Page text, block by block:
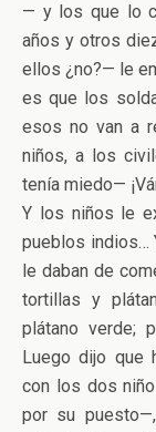
— y los que lo
años y otros
ellos ¿no?— le
es que los
esos no van a
niños, a los
tenía miedo—
Y los niños le
pueblos indios…
le daban de
tortillas y
plátano verde;
Luego dijo que
con los dos
por su